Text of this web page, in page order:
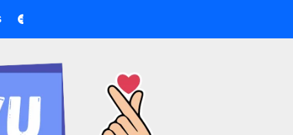
BTS boicotea los Grammy por nueva categoría asiática